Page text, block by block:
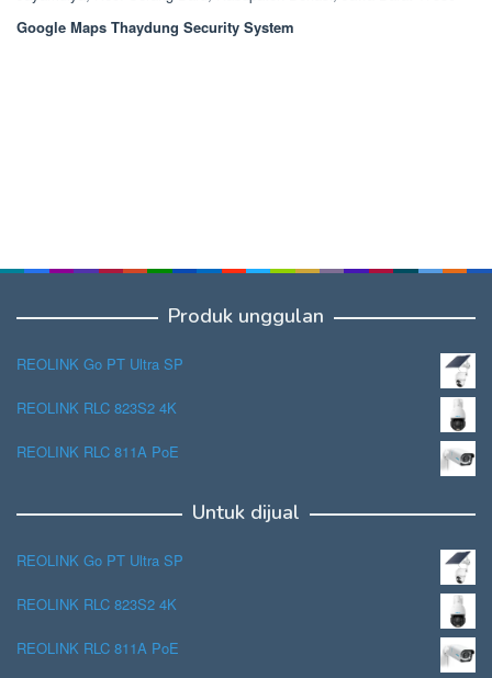
Google Maps Thaydung Security System
Produk unggulan
REOLINK Go PT Ultra SP
REOLINK RLC 823S2 4K
REOLINK RLC 811A PoE
Untuk dijual
REOLINK Go PT Ultra SP
REOLINK RLC 823S2 4K
REOLINK RLC 811A PoE